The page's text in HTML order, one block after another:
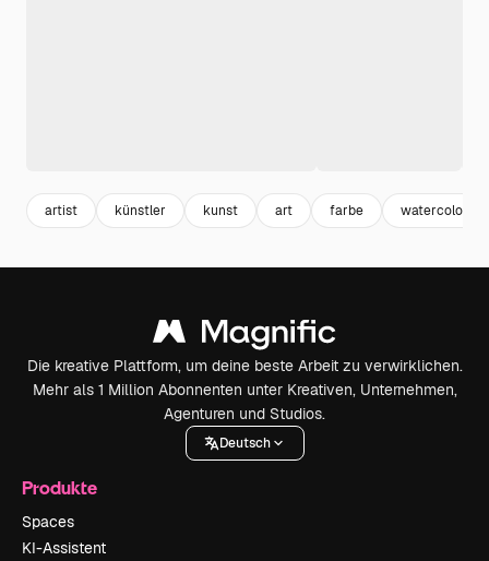
artist künstler kunst art farbe watercolor
Die kreative Plattform, um deine beste Arbeit zu verwirklichen.
Mehr als 1 Million Abonnenten unter Kreativen, Unternehmen,
Agenturen und Studios.
Deutsch
Produkte
Spaces
KI-Assistent